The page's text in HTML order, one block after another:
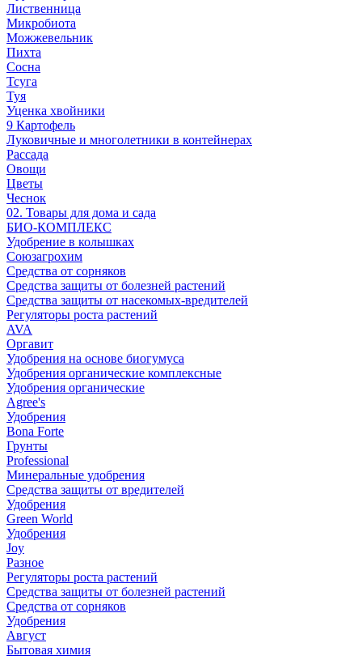
Лиственница
Микробиота
Можжевельник
Пихта
Сосна
Тсуга
Туя
Уценка хвойники
9 Картофель
Луковичные и многолетники в контейнерах
Рассада
Овощи
Цветы
Чеснок
02. Товары для дома и сада
БИО-КОМПЛЕКС
Удобрение в колышках
Союзагрохим
Средства от сорняков
Средства защиты от болезней растений
Средства защиты от насекомых-вредителей
Регуляторы роста растений
AVA
Оргавит
Удобрения на основе биогумуса
Удобрения органические комплексные
Удобрения органические
Agree's
Удобрения
Bona Forte
Грунты
Professional
Минеральные удобрения
Средства защиты от вредителей
Удобрения
Green World
Удобрения
Joy
Разное
Регуляторы роста растений
Средства защиты от болезней растений
Средства от сорняков
Удобрения
Август
Бытовая химия